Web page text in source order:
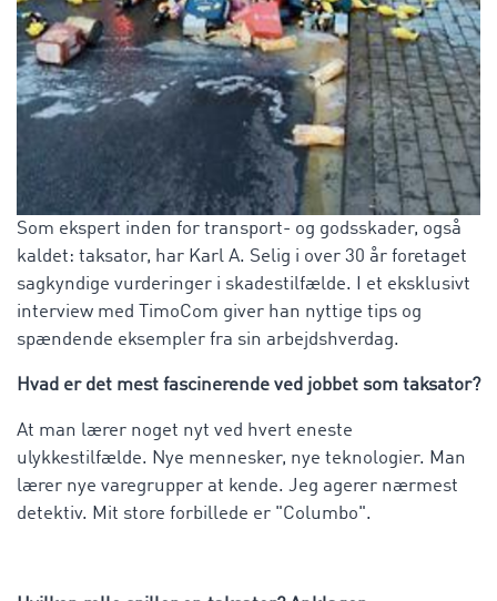
Som ekspert inden for transport- og godsskader, også
kaldet: taksator, har Karl A. Selig i over 30 år foretaget
sagkyndige vurderinger i skadestilfælde. I et eksklusivt
interview med TimoCom giver han nyttige tips og
spændende eksempler fra sin arbejdshverdag.
Hvad er det mest fascinerende ved jobbet som taksator?
At man lærer noget nyt ved hvert eneste
ulykkestilfælde. Nye mennesker, nye teknologier. Man
lærer nye varegrupper at kende. Jeg agerer nærmest
detektiv. Mit store forbillede er "Columbo".